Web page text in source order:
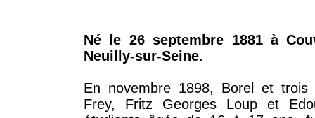
Né le 26 septembre 1881 à
Neuilly-sur-Seine.
En novembre 1898, Borel et
Frey, Fritz Georges Loup et